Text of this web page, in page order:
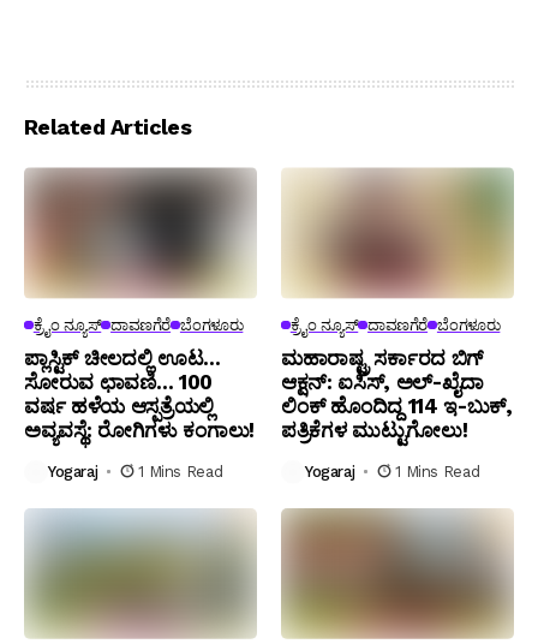
Related Articles
ಕ್ರೈಂ ನ್ಯೂಸ್ ದಾವಣಗೆರೆ ಬೆಂಗಳೂರು
ಪ್ಲಾಸ್ಟಿಕ್ ಚೀಲದಲ್ಲಿ ಊಟ…
ಸೋರುವ ಛಾವಣಿ… 100
ವರ್ಷ ಹಳೆಯ ಆಸ್ಪತ್ರೆಯಲ್ಲಿ
ಅವ್ಯವಸ್ಥೆ: ರೋಗಿಗಳು ಕಂಗಾಲು!
Yogaraj 1 Mins Read
ಕ್ರೈಂ ನ್ಯೂಸ್ ದಾವಣಗೆರೆ ಬೆಂಗಳೂರು
ಮಹಾರಾಷ್ಟ್ರ ಸರ್ಕಾರದ ಬಿಗ್
ಆಕ್ಷನ್: ಐಸಿಸ್, ಅಲ್-ಖೈದಾ
ಲಿಂಕ್ ಹೊಂದಿದ್ದ 114 ಇ-ಬುಕ್,
ಪತ್ರಿಕೆಗಳ ಮುಟ್ಟುಗೋಲು!
Yogaraj 1 Mins Read